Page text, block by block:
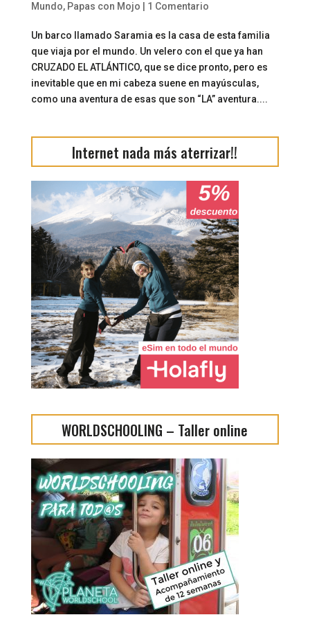
Mundo, Papas con Mojo 1 Comentario
Un barco llamado Saramia es la casa de esta familia
que viaja por el mundo. Un velero con el que ya han
CRUZADO EL ATLÁNTICO, que se dice pronto, pero es
inevitable que en mi cabeza suene en mayúsculas,
como una aventura de esas que son “LA” aventura....
Internet nada más aterrizar!!
WORLDSCHOOLING – Taller online